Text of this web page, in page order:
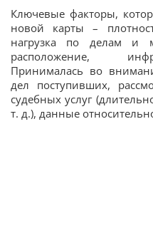
Ключевые факторы,
новой карты –
нагрузка по делам и
расположение,
Принималась во
дел поступивших,
судебных услуг
т. д.), данные